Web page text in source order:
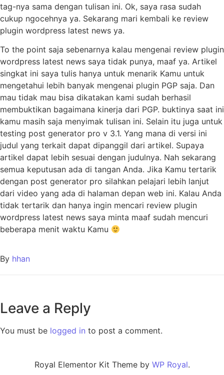
tag-nya sama dengan tulisan ini. Ok, saya rasa sudah
cukup ngocehnya ya. Sekarang mari kembali ke review
plugin wordpress latest news ya.
To the point saja sebenarnya kalau mengenai review plugin
wordpress latest news saya tidak punya, maaf ya. Artikel
singkat ini saya tulis hanya untuk menarik Kamu untuk
mengetahui lebih banyak mengenai plugin PGP saja. Dan
mau tidak mau bisa dikatakan kami sudah berhasil
membuktikan bagaimana kinerja dari PGP. buktinya saat ini
kamu masih saja menyimak tulisan ini. Selain itu juga untuk
testing post generator pro v 3.1. Yang mana di versi ini
judul yang terkait dapat dipanggil dari artikel. Supaya
artikel dapat lebih sesuai dengan judulnya. Nah sekarang
semua keputusan ada di tangan Anda. Jika Kamu tertarik
dengan post generator pro silahkan pelajari lebih lanjut
dari video yang ada di halaman depan web ini. Kalau Anda
tidak tertarik dan hanya ingin mencari review plugin
wordpress latest news saya minta maaf sudah mencuri
beberapa menit waktu Kamu
By hhan
Leave a Reply
You must be logged in to post a comment.
Royal Elementor Kit Theme by WP Royal.